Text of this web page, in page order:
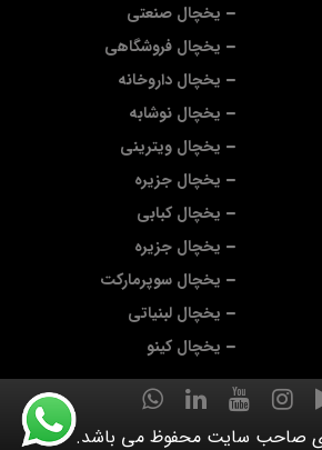
یخچال صنعتی
یخچال فروشگاهی
یخچال داروخانه
یخچال نوشابه
یخچال ویترینی
یخچال جزیره
یخچال کبابی
یخچال جزیره
یخچال سوپرمارکت
یخچال لبنیاتی
یخچال کینو
صاحب سایت محفوظ می باشد.